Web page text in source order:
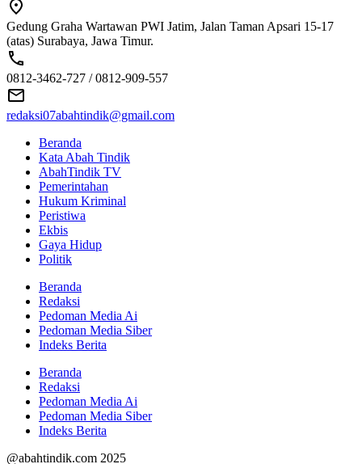
Gedung Graha Wartawan PWI Jatim, Jalan Taman Apsari 15-17
(atas) Surabaya, Jawa Timur.
0812-3462-727 / 0812-909-557
redaksi07abahtindik@gmail.com
Beranda
Kata Abah Tindik
AbahTindik TV
Pemerintahan
Hukum Kriminal
Peristiwa
Ekbis
Gaya Hidup
Politik
Beranda
Redaksi
Pedoman Media Ai
Pedoman Media Siber
Indeks Berita
Beranda
Redaksi
Pedoman Media Ai
Pedoman Media Siber
Indeks Berita
@abahtindik.com 2025